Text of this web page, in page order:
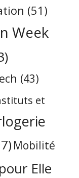
(51)
Week
(43)
et
Mobilité
Elle